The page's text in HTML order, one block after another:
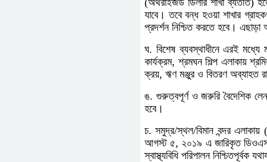
(অথরাইজড ডিলার শাখা ব্যতীত)
যাবে। তবে বন্ধ হওয়া শাখার
প্রদর্শন নিশ্চিত করতে হবে। এছাড়া
ঘ. বিশেষ ব্যবস্থাধীনে এরই মধ্যে
কার্যক্রম, শ্রমঘন শিল্প এলাকায়
ক্রয়, ঋণ মঞ্জুর ও বিতরণ অব্যাহত
ঙ. গুরুত্বপূর্ণ ও জরুরি বৈদেশিক
হবে।
চ. সমুদ্র/স্থল/বিমান বন্দর এলাকায়
আগস্ট ৫, ২০১৯ এ জারিকৃত ডিওএস
স্বাস্থ্যবিধি পরিপালন নিশ্চিতপূর্বক